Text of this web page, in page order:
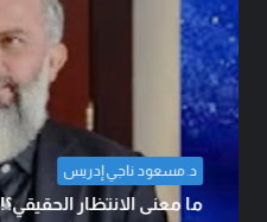
المهندس مهدي حسين الزبيدي
اتفاق الدفاع المشترك…
القوى.